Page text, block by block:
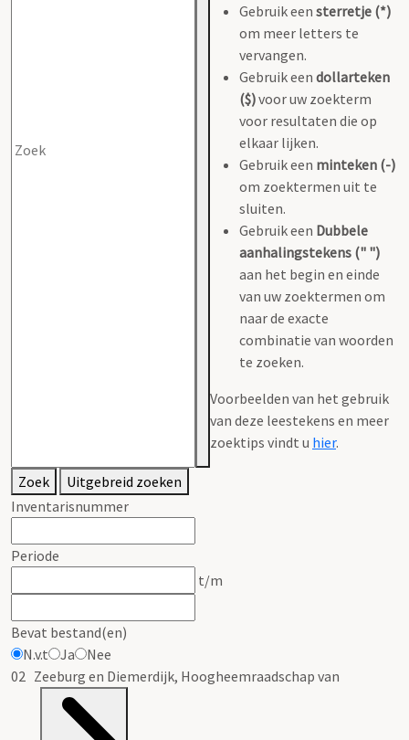
Gebruik een sterretje (*)
om meer letters te
vervangen.
Gebruik een dollarteken
($)voor uw zoekterm
voor resultaten die op
elkaar lijken.
Gebruik een minteken (-)
om zoektermen uit te
sluiten.
Gebruik een Dubbele
aanhalingstekens (" ")
aan het begin en einde
van uw zoektermen om
naar de exacte
combinatie van woorden
te zoeken.
Voorbeelden van het gebruik
van deze leestekens en meer
zoektips vindt u hier.
Zoek
Uitgebreid zoeken
Inventarisnummer
Periode
t/m
Bevat bestand(en)
N.v.t
Ja
Nee
02 Zeeburg en Diemerdijk, Hoogheemraadschap van